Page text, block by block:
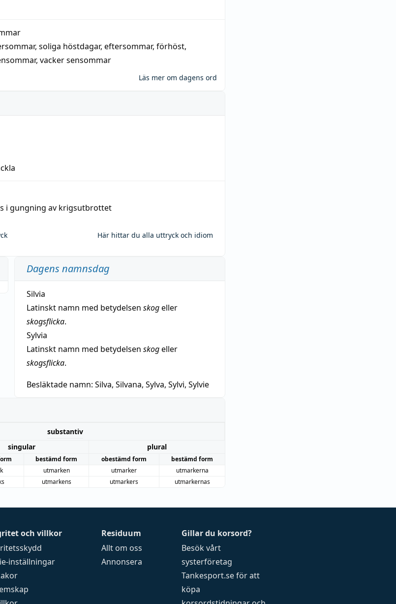
, soliga höstdagar, eftersommar, förhöst,
, vacker sensommar
Läs mer om dagens ord
i gungning av krigsutbrottet
Här hittar du alla uttryck och idiom
Dagens namnsdag
Silvia
Latinskt namn med betydelsen skogeller
skogsflicka.
Sylvia
Latinskt namn med betydelsen skogeller
skogsflicka.
Besläktade namn: Silva, Silvana, Sylva, Sylvi, Sylvie
substantiv
singular
plural
bestämd form obestämd form
bestämd form
utmarken utmarker
utmarkerna
utmarkens utmarkers utmarkernas
och villkor
inställningar
Residuum
Allt om oss
Annonsera
Gillar du korsord?
Besök vårt
systerföretag
Tankesport.seför att
köpa